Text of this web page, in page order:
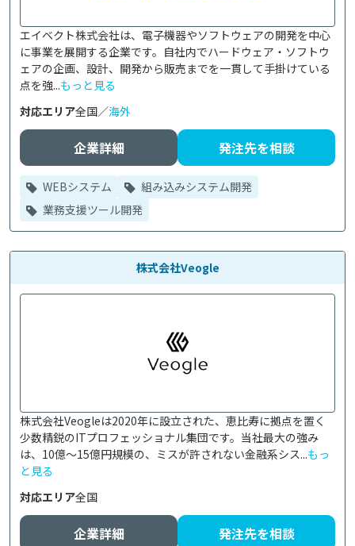
エイベクト株式会社は、電子機器やソフトウェアの開発を中心
に事業を展開する企業です。自社内でハードウェア・ソフトウ
ェアの企画、設計、開発から販売までを一貫して手掛けている
点を強...もっと見る
対応エリア全国／海外
企業詳細 発注先を相談
WEBシステム
組み込みシステム開発
業務支援ツール開発
株式会社Veogle
株式会社Veogleは2020年に設立された、恵比寿に拠点を置く
少数精鋭のITプロフェッショナル集団です。当社最大の強み
は、10億〜15億円規模の、ミスが許されない金融系シス...もっ
と見る
対応エリア全国
企業詳細 発注先を相談